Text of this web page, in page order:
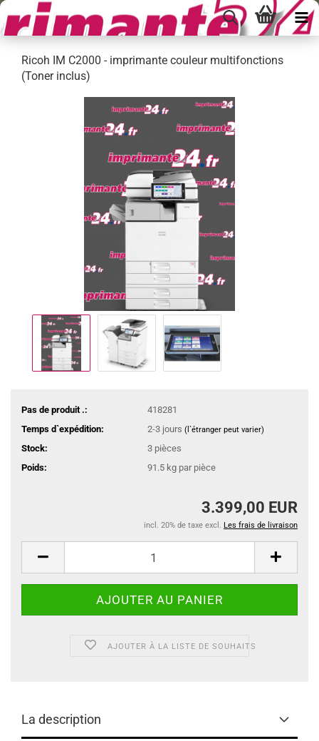
Ricoh IM C2000 - imprimante couleur multifonctions
(Toner inclus)
Pas de produit .:
418281
Temps d`expédition:
2-3 jours (l`étranger peut varier)
Stock: 3 pièces
Poids:
91.5kg par pièce
3.399,00 EUR
incl. 20% de taxe excl. Les frais de livraison
AJOUTER À LA LISTE DE SOUHAITS
La description